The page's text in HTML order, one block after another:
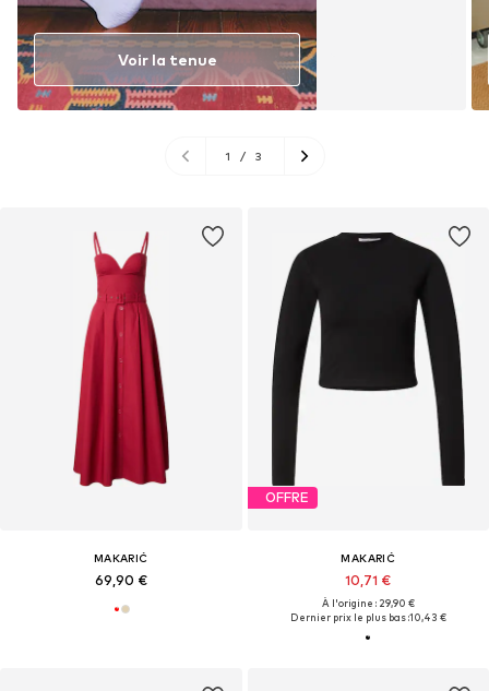
MAKARIĆ
69,90 €
OFFRE
MAKARIĆ
10,71 €
À l'origine : 29,90 €
Dernier prix le plus bas :10,43 €
Voir la tenue
1 / 3